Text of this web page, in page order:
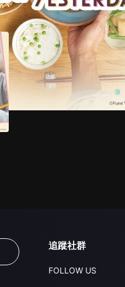
追蹤社群
FOLLOW US